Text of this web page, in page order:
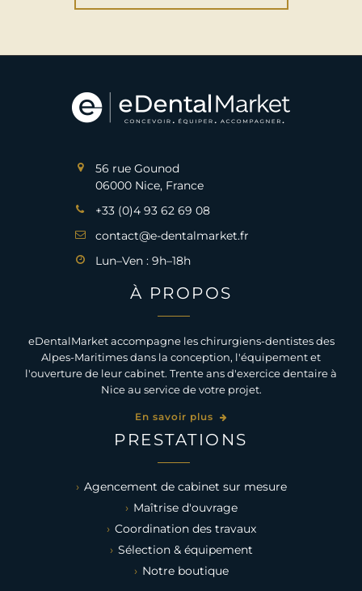
56 rue Gounod
06000 Nice, France
+33 (0)4 93 62 69 08
contact@e-dentalmarket.fr
Lun–Ven : 9h–18h
À PROPOS
eDentalMarket accompagne les chirurgiens-dentistes des
Alpes-Maritimes dans la conception, l'équipement et
l'ouverture de leur cabinet. Trente ans d'exercice dentaire à
Nice au service de votre projet.
En savoir plus
PRESTATIONS
Agencement de cabinet sur mesure
Maîtrise d'ouvrage
Coordination des travaux
Sélection & équipement
Notre boutique